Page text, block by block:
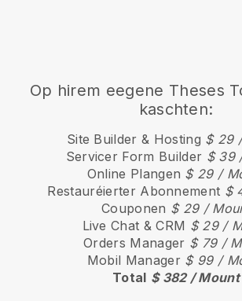
Op hirem eegene Theses
kaschten:
Site Builder & Hosting $ 29
Servicer Form Builder $ 39
Online Plangen $ 29 /
Restauréierter Abonnement $
Couponen $ 29 /
Live Chat & CRM $ 29 /
Orders Manager $ 79 /
Mobil Manager $ 99 /
Total $ 382 / Mount